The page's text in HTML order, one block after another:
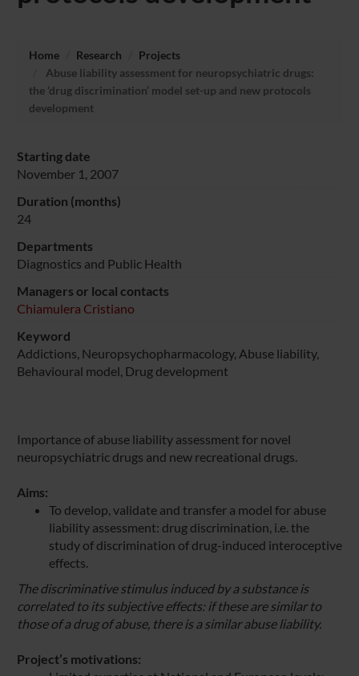
Home Research
Projects
Abuse liability assessment for neuropsychiatric drugs:
the ‘drug discrimination’ model set-up and new protocols
development
Starting date
November 1, 2007
Duration (months)
24
Departments
Diagnostics and Public Health
Managers or local contacts
Chiamulera Cristiano
Keyword
Addictions, Neuropsychopharmacology, Abuse liability,
Behavioural model, Drug development
Importance of abuse liability assessment for novel
neuropsychiatric drugs and new recreational drugs.
Aims:
To develop, validate and transfer a model for abuse
liability assessment: drug discrimination, i.e. the
study of discrimination of drug-induced interoceptive
effects.
The discriminative stimulus induced by a substance is
correlated to its subjective effects: if these are similar to
those of a drug of abuse, there is a similar abuse liability.
Project’s motivations: